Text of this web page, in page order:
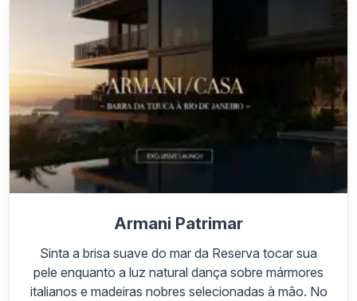
Armani Patrimar
Sinta a brisa suave do mar da Reserva tocar sua
pele enquanto a luz natural dança sobre mármores
italianos e madeiras nobres selecionadas à mão. No